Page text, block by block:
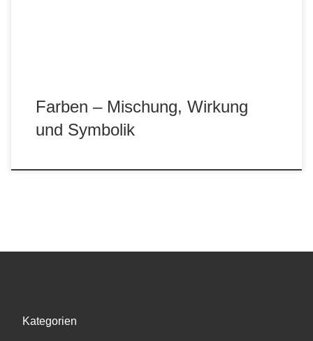
Farben – Mischung, Wirkung
und Symbolik
Kategorien